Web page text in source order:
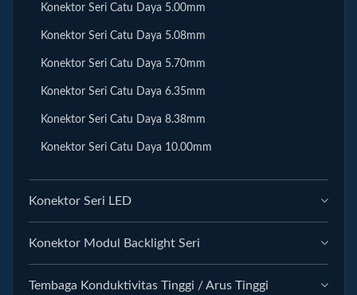
Konektor Seri Catu Daya 5.00mm
Konektor Seri Catu Daya 5.08mm
Konektor Seri Catu Daya 5.70mm
Konektor Seri Catu Daya 6.35mm
Konektor Seri Catu Daya 8.38mm
Konektor Seri Catu Daya 10.00mm
Konektor Seri LED
Konektor Modul Backlight Seri
Tembaga Konduktivitas Tinggi / Arus Tinggi